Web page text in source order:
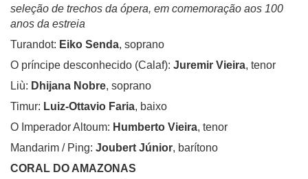
seleção de trechos da ópera, em comemoração aos 100
anos da estreia
Turandot: Eiko Senda, soprano
O príncipe desconhecido (Calaf): Juremir Vieira, tenor
Liù: Dhijana Nobre, soprano
Timur: Luiz-Ottavio Faria, baixo
O Imperador Altoum: Humberto Vieira, tenor
Mandarim / Ping: Joubert Júnior, barítono
CORAL DO AMAZONAS